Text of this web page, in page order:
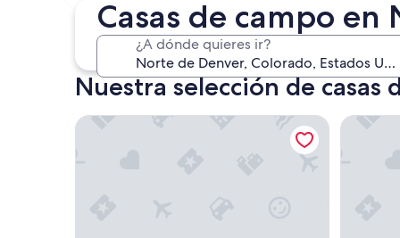
Casas de campo en
¿A dónde quieres ir?
Nuestra selección de
1 Mi to Olde Town Arvada! Updated Home w/ Patio
6 Mi to